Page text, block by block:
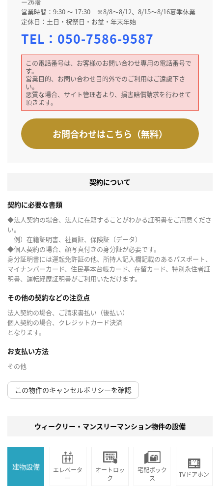
ー26階
営業時間：9:30 ～ 17:30 ※8/8～8/12、8/15～8/16夏季休業
定休日：土日・祝祭日・お盆・年末年始
TEL： 050-7586-9587
この電話番号は、お客様のお問い合わせ専用の電話番号で
す。
営業目的、お問い合わせ目的外でのご利用はご遠慮下さ
い。
悪質な場合、サイト管理者より、損害賠償請求を行わせて
頂きます。
お問合わせはこちら（無料）
契約について
契約に必要な書類
◆法人契約の場合、法人に在籍することがわかる証明書をご用意くださ
い。
例）在籍証明書、社員証、保険証（データ）
◆個人契約の場合、顔写真付きの身分証が必要です。
身分証明書には運転免許証の他、所持人記入欄記載のあるパスポート、
マイナンバーカード、住民基本台帳カード、在留カード、特別永住者証
明書、運転経歴証明書がご利用いただけます。
その他の契約などの注意点
法人契約の場合、ご請求書払い（後払い）
個人契約の場合、クレジットカード決済
となります。
お支払い方法
その他
この物件のキャンセルポリシーを確認
ウィークリー・マンスリーマンション物件の設備
建物設備
エレベータ
ー
オートロッ
ク
宅配ボック
ス
TVドアホン